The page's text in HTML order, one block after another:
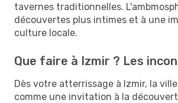
tavernes traditionnelles.
découvertes plus intimes et à une
culture locale.
Que faire à Izmir ? Les
Dès votre atterrissage à Izmir, la
comme une invitation à la